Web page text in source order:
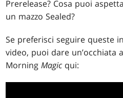
Prerelease? Cosa puoi
un mazzo Sealed?
Se preferisci seguire queste
video, puoi dare un’occhiata
MorningMagic qui: